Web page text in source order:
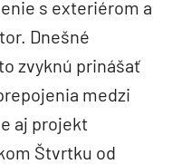
s exteriérom a
Dnešné
zvyknú prinášať
medzi
aj projekt
Štvrtku od